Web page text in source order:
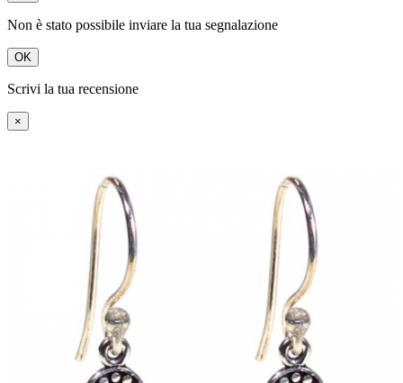
Non è stato possibile inviare la tua segnalazione
OK
Scrivi la tua recensione
×